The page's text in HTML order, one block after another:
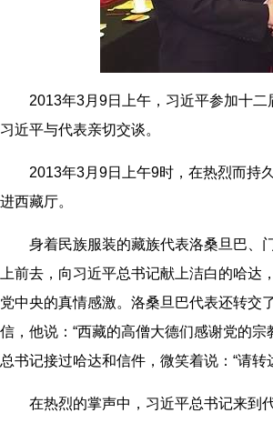
2013年3月9日上午，习近平参加十二
习近平与代表亲切交谈。
2013年3月9日上午9时，在热烈而持久
进西藏厅。
身着民族服装的藏族代表洛桑旦巴、
上前去，向习近平总书记献上洁白的哈
党中央的真情感激。洛桑旦巴代表还转交
信，他说：“西藏的高僧大德们感谢党的
总书记接过哈达和信件，微笑着说：“请
在热烈的掌声中，习近平总书记来到